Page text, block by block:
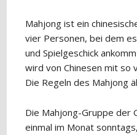
Mahjong ist ein
vier Personen, bei dem
und Spielgeschick
wird von Chinesen mit so
Die Regeln des Mahjong
Die Mahjong-Gruppe der
einmal im Monat